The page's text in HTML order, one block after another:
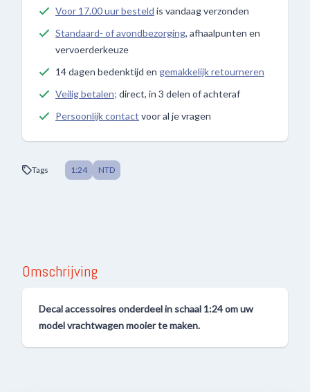
Voor 17.00 uur besteld is vandaag verzonden
Standaard- of avondbezorging, afhaalpunten en
vervoerderkeuze
14 dagen bedenktijd en gemakkelijk retourneren
Veilig betalen; direct, in 3 delen of achteraf
Persoonlijk contact voor al je vragen
Tags 1:24 NTD
Omschrijving
Decal accessoires onderdeel in schaal 1:24 om uw
model vrachtwagen mooier te maken.